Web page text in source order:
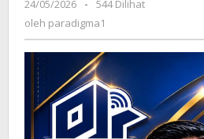
24/05/2026
oleh
paradigma1
-
544 Dilihat
oleh paradigma1